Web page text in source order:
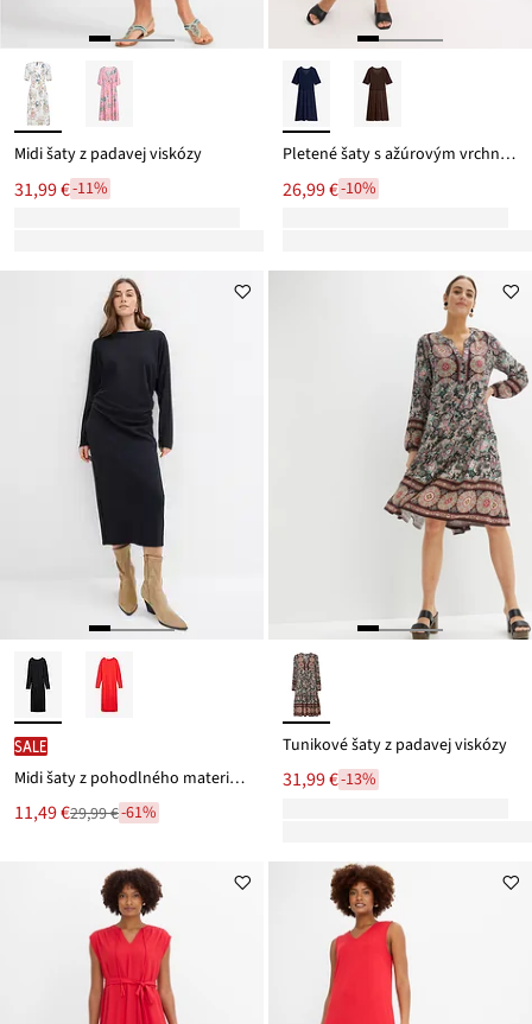
Midi šaty z padavej viskózy
31,99 €-11%
Pletené šaty s ažúrovým vrchným dielom
26,99 €-10%
SALE
Midi šaty z pohodlného materiálu Punto di Roma
Nová
cena
11,49 €
Zľava 29,99 €-61%
Tunikové šaty z padavej viskózy
31,99 €-13%